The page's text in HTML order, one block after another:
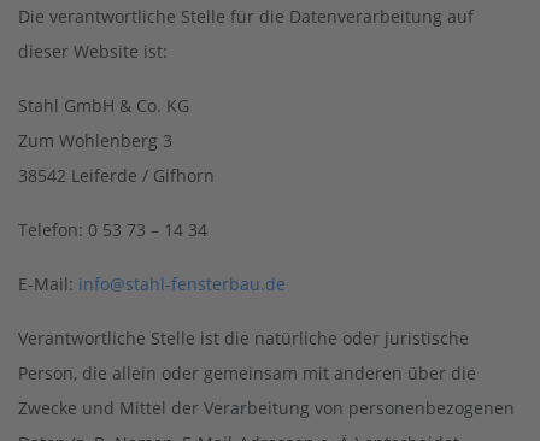
Die verantwortliche Stelle für die Datenverarbeitung auf
dieser Website ist:
Stahl GmbH & Co. KG
Zum Wohlenberg 3
38542 Leiferde / Gifhorn
Telefon: 0 53 73 – 14 34
E-Mail: info@stahl-fensterbau.de
Verantwortliche Stelle ist die natürliche oder juristische
Person, die allein oder gemeinsam mit anderen über die
Zwecke und Mittel der Verarbeitung von personenbezogenen